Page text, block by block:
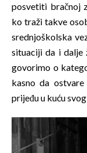
posvetiti bračnoj
ko traži takve
srednjoškolska
situaciji da i dalje
govorimo o
kasno da
prijeđu u kuću